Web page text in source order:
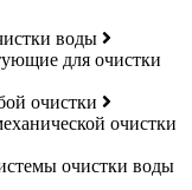
воды
для очистки
очистки
очистки
очистки воды